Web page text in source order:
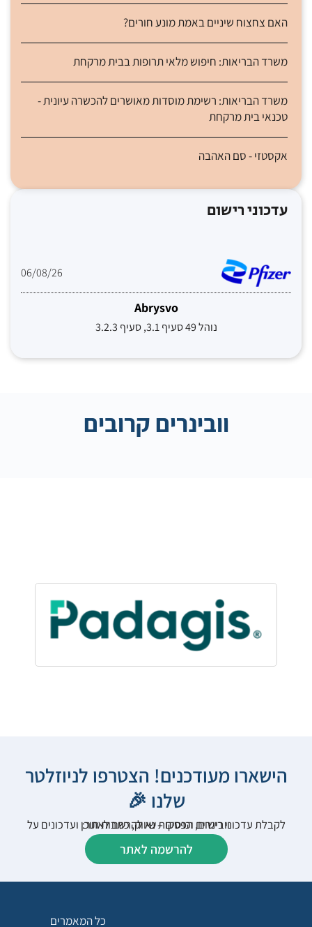
האם צחצוח שיניים באמת מונע חורים?
משרד הבריאות: חיפוש מלאי תרופות בבית מרקחת
משרד הבריאות: רשימת מוסדות מאושרים להכשרה עיונית -
טכנאי בית מרקחת
אקסטזי - סם האהבה
עדכוני רישום
06/08/26
Abrysvo
נוהל 49 סעיף 3.1, סעיף 3.2.3
וובינרים קרובים
הישארו מעודכנים! הצטרפו לניוזלטר
שלנו 🎉
לקבלת עדכוני רישום, הפסקות שיווק, כתבות תוכן ועדכונים על וובינרים וכנסים – נא להרשם לאתר:
להרשמה לאתר
כל המאמרים